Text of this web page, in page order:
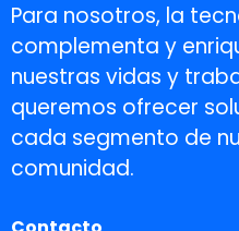
Para nosotros, la
complementa y
nuestras vidas y
queremos ofrecer
cada segmento de
comunidad.